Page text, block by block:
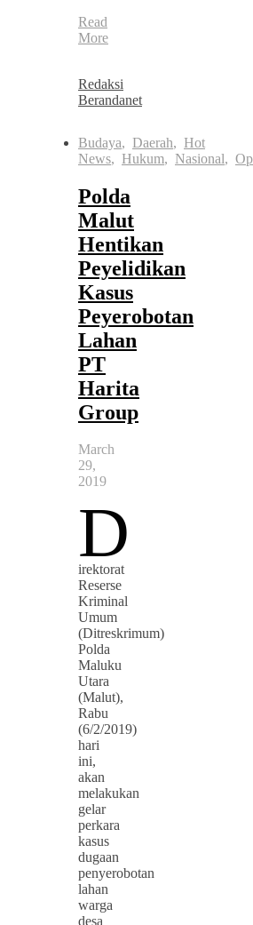
Read
More
Redaksi
Berandanet
Budaya, Daerah, Hot
News, Hukum, Nasional,
Polda
Malut
Hentikan
Peyelidikan
Kasus
Peyerobotan
Lahan
PT
Harita
Group
March
29,
2019
D
irektorat
Reserse
Kriminal
Umum
(Ditreskrimum)
Polda
Maluku
Utara
(Malut),
Rabu
(6/2/2019)
hari
ini,
akan
melakukan
gelar
perkara
kasus
dugaan
penyerobotan
lahan
warga
desa